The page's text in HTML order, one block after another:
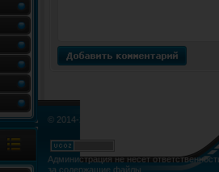
© 2014-2015. Все права не нарушены.
Администрация не несёт
за содержащие файлы.